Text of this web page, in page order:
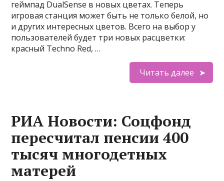
геймпад DualSense в новых цветах. Теперь
игровая станция может быть не только белой, но
и других интересных цветов. Всего на выбор у
пользователей будет три новых расцветки:
красный Techno Red, …
Читать далее
РИА Новости: Соцфонд
пересчитал пенсии 400
тысяч многодетных
матерей